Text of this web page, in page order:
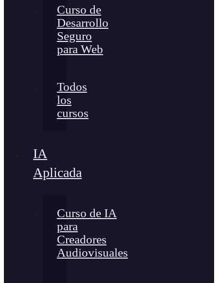
Curso de
Desarrollo
Seguro
para Web
Todos
los
cursos
IA
Aplicada
Curso de IA
para
Creadores
Audiovisuales